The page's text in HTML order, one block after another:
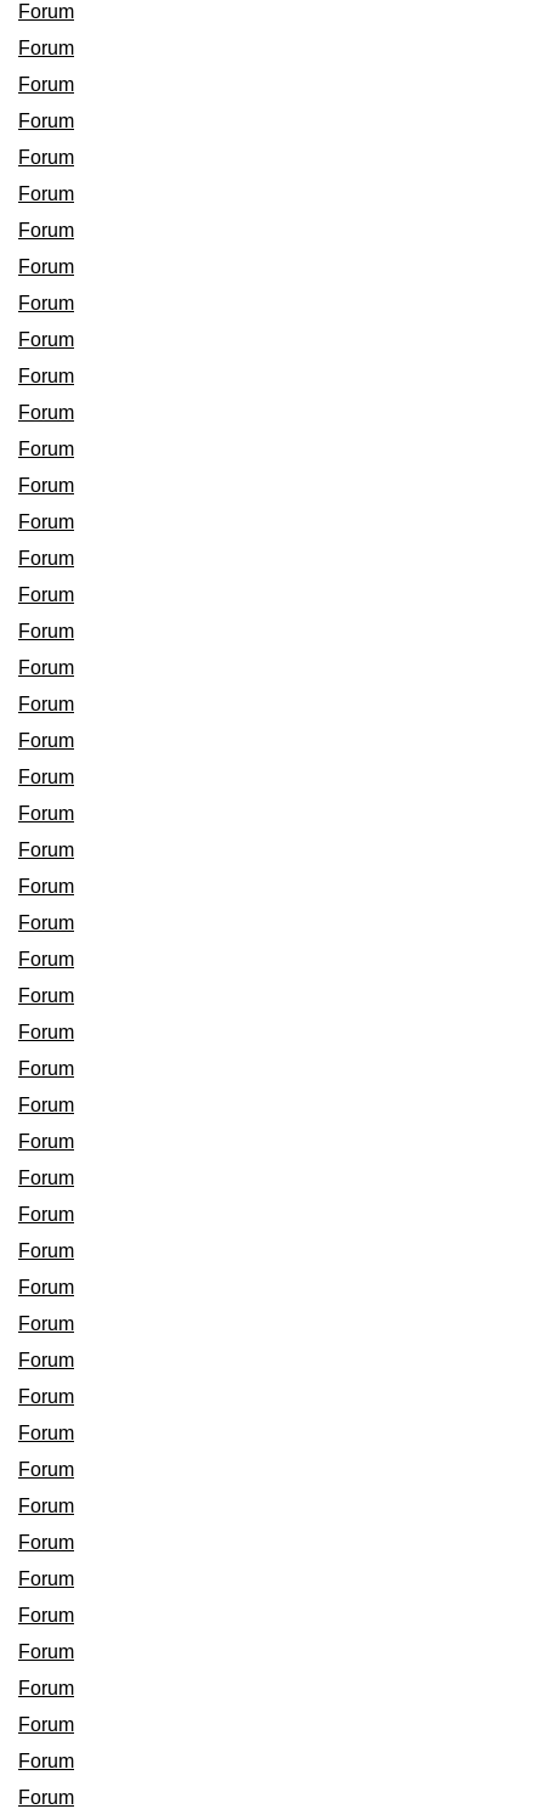
Forum
Forum
Forum
Forum
Forum
Forum
Forum
Forum
Forum
Forum
Forum
Forum
Forum
Forum
Forum
Forum
Forum
Forum
Forum
Forum
Forum
Forum
Forum
Forum
Forum
Forum
Forum
Forum
Forum
Forum
Forum
Forum
Forum
Forum
Forum
Forum
Forum
Forum
Forum
Forum
Forum
Forum
Forum
Forum
Forum
Forum
Forum
Forum
Forum
Forum